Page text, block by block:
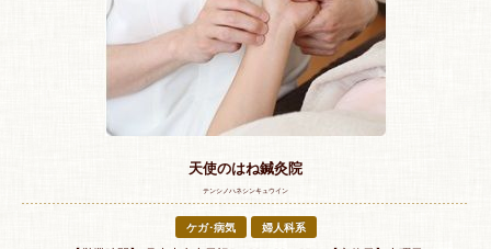
天使のはね鍼灸院
テンシノハネシンキュウイン
ケガ･病気 婦人科系